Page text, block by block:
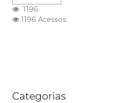
1196
1196 Acessos
Categorias